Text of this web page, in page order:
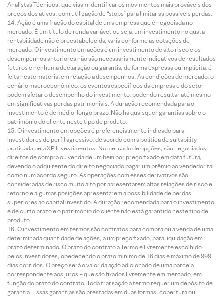
Analistas Técnicos, que visam identificar os movimentos mais prováveis dos
preços dos ativos, com utilização de “stops” para limitar as possíveis perdas.
Ação é uma fração do capital de uma empresa que é negociada no
mercado. É um título de renda variável, ou seja, um investimento no qual a
rentabilidade não é preestabelecida, varia conforme as cotações de
mercado. O investimento em ações é um investimento de alto risco e os
desempenhos anteriores não são necessariamente indicativos de resultados
futuros e nenhuma declaração ou garantia, de forma expressa ou implícita, é
feita neste material em relação a desempenhos. As condições de mercado, o
cenário macroeconômico, os eventos específicos da empresa e do setor
podem afetar o desempenho do investimento, podendo resultar até mesmo
em significativas perdas patrimoniais. A duração recomendada para o
investimento é de médio-longo prazo. Não há quaisquer garantias sobre o
patrimônio do cliente neste tipo de produto.
O investimento em opções é preferencialmente indicado para
investidores de perfil agressivo, de acordo com a política de suitability
praticada pela XP Investimentos. No mercado de opções, são negociados
direitos de compra ou venda de um bem por preço fixado em data futura,
devendo o adquirente do direito negociado pagar um prêmio ao vendedor tal
como num acordo seguro. As operações com esses derivativos são
consideradas de risco muito alto por apresentarem altas relações de risco e
retorno e algumas posições apresentarem a possibilidade de perdas
superiores ao capital investido. A duração recomendada para o investimento
é de curto prazo e o patrimônio do cliente não está garantido neste tipo de
produto.
O investimento em termos são contratos para compra ou a venda de uma
determinada quantidade de ações, a um preço fixado, para liquidação em
prazo determinado. O prazo do contrato a Termo é livremente escolhido
pelos investidores, obedecendo o prazo mínimo de 16 dias e máximo de 999
dias corridos. O preço será o valor da ação adicionado de uma parcela
correspondente aos juros – que são fixados livremente em mercado, em
função do prazo do contrato. Toda transação a termo requer um depósito de
garantia. Essas garantias são prestadas em duas formas: cobertura ou